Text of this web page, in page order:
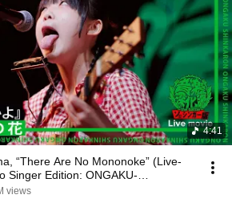
4:41
“There Are No Mononoke” (Live-
Singer Edition: ONGAKU-
views